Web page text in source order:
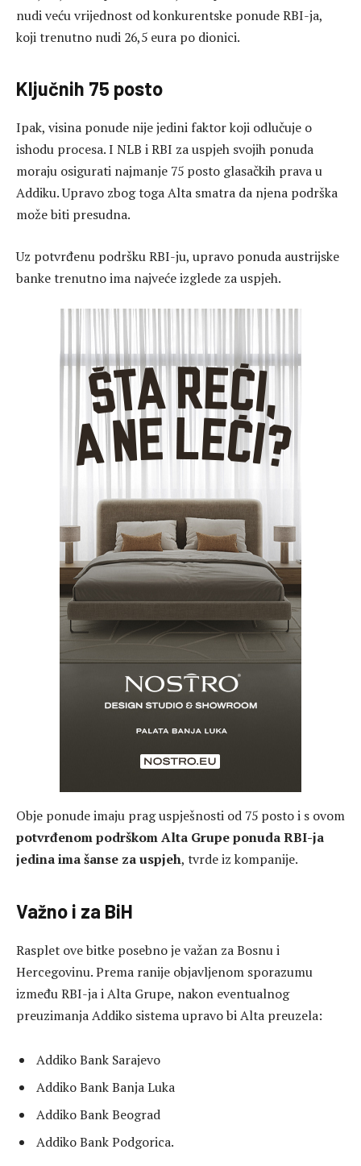
nudi veću vrijednost od konkurentske ponude RBI-ja,
koji trenutno nudi 26,5 eura po dionici.
Ključnih 75 posto
Ipak, visina ponude nije jedini faktor koji odlučuje o
ishodu procesa. I NLB i RBI za uspjeh svojih ponuda
moraju osigurati najmanje 75 posto glasačkih prava u
Addiku. Upravo zbog toga Alta smatra da njena podrška
može biti presudna.
Uz potvrđenu podršku RBI-ju, upravo ponuda austrijske
banke trenutno ima najveće izglede za uspjeh.
Obje ponude imaju prag uspješnosti od 75 posto i s ovom
potvrđenom podrškom Alta Grupe ponuda RBI-ja
jedina ima šanse za uspjeh, tvrde iz kompanije.
Važno i za BiH
Rasplet ove bitke posebno je važan za Bosnu i
Hercegovinu. Prema ranije objavljenom sporazumu
između RBI-ja i Alta Grupe, nakon eventualnog
preuzimanja Addiko sistema upravo bi Alta preuzela:
Addiko Bank Sarajevo
Addiko Bank Banja Luka
Addiko Bank Beograd
Addiko Bank Podgorica.